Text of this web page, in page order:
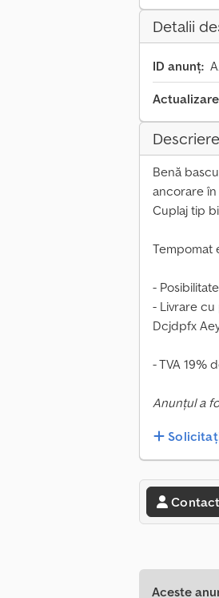
Detalii
ID anunț:
Descriere
Benă
ancorare în
Cuplaj tip
Tempomat
-
- Livrare cu
Dcjdpfx
- TVA 19%
Anunțul a
Aceste